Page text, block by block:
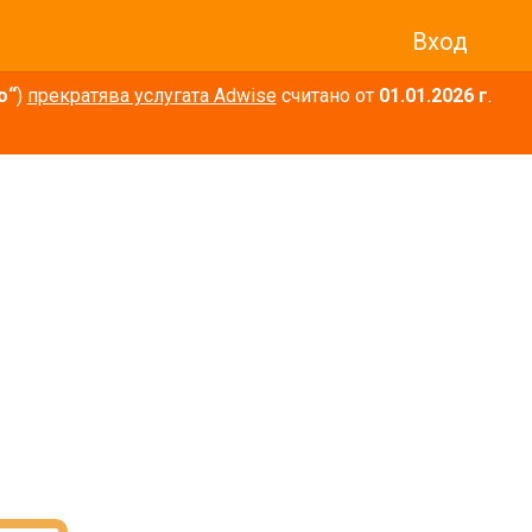
Вход
) прекратява услугата Adwiseсчитано от 01.01.2026 г.